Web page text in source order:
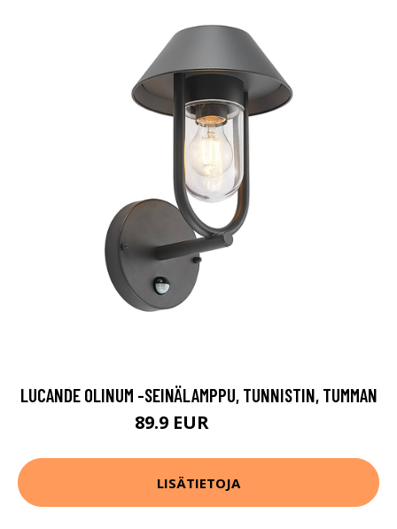
LUCANDE OLINUM -SEINÄLAMPPU, TUNNISTIN, TUMMAN
89.9 EUR
LISÄTIETOJA